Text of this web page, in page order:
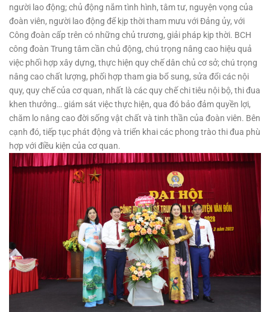
người lao động; chủ động nắm tình hình, tâm tư, nguyện vọng của
đoàn viên, người lao động để kịp thời tham mưu với Đảng ủy, với
Công đoàn cấp trên có những chủ trương, giải pháp kịp thời. BCH
công đoàn Trung tâm cần chủ động, chú trọng nâng cao hiệu quả
việc phối hợp xây dựng, thực hiện quy chế dân chủ cơ sở; chú trọng
nâng cao chất lượng, phối hợp tham gia bổ sung, sửa đổi các nội
quy, quy chế của cơ quan, nhất là các quy chế chi tiêu nội bộ, thi đua
khen thưởng… giám sát việc thực hiện, qua đó bảo đảm quyền lợi,
chăm lo nâng cao đời sống vật chất và tinh thần của đoàn viên. Bên
cạnh đó, tiếp tục phát động và triển khai các phong trào thi đua phù
hợp với điều kiện của cơ quan.